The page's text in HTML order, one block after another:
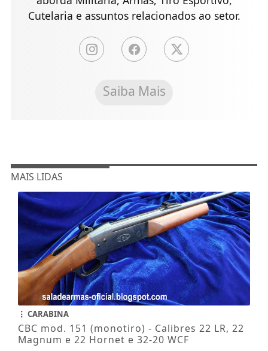
Cutelaria e assuntos relacionados ao setor.
Saiba Mais
MAIS LIDAS
CARABINA
CBC mod. 151 (monotiro) - Calibres 22 LR, 22
Magnum e 22 Hornet e 32-20 WCF